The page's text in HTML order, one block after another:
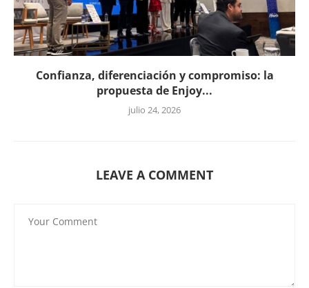
Confianza, diferenciación y compromiso: la
propuesta de Enjoy...
julio 24, 2026
LEAVE A COMMENT